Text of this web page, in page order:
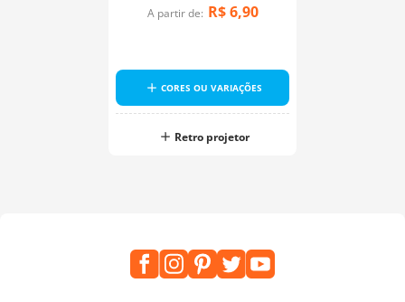
A partir de: R$ 6,90
CORES OU VARIAÇÕES
Retro projetor